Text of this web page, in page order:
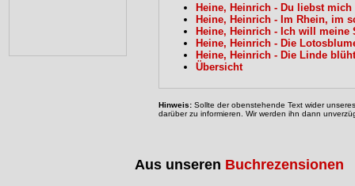
Heine, Heinrich - Du liebst
Heine, Heinrich - Im Rhein, im
Heine, Heinrich - Ich will meine
Heine, Heinrich - Die
Heine, Heinrich - Die Linde
Übersicht
Hinweis: Sollte der obenstehende Text wider
darüber zu informieren. Wir werden ihn dann
Aus unseren Buchrezensionen